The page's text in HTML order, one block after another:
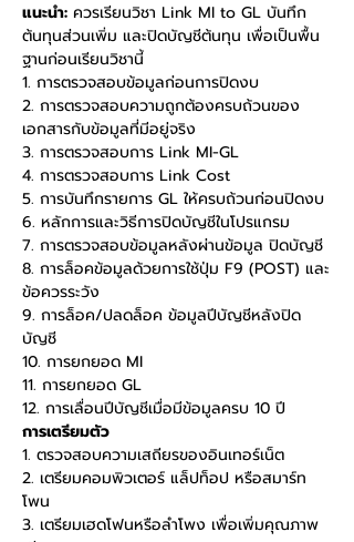
แนะนำ: ควรเรียนวิชา Link MI to GL บันทึก
ต้นทุนส่วนเพิ่ม และปิดบัญชีต้นทุน เพื่อเป็นพื้น
ฐานก่อนเรียนวิชานี้
1. การตรวจสอบข้อมูลก่อนการปิดงบ
2. การตรวจสอบความถูกต้องครบถ้วนของ
เอกสารกับข้อมูลที่มีอยู่จริง
3. การตรวจสอบการ Link MI-GL
4. การตรวจสอบการ Link Cost
5. การบันทึกรายการ GL ให้ครบถ้วนก่อนปิดงบ
6. หลักการและวิธีการปิดบัญชีในโปรแกรม
7. การตรวจสอบข้อมูลหลังผ่านข้อมูล ปิดบัญชี
8. การล็อคข้อมูลด้วยการใช้ปุ่ม F9 (POST) และ
ข้อควรระวัง
9. การล็อค/ปลดล็อค ข้อมูลปีบัญชีหลังปิด
บัญชี
10. การยกยอด MI
11. การยกยอด GL
12. การเลื่อนปีบัญชีเมื่อมีข้อมูลครบ 10 ปี
การเตรียมตัว
1. ตรวจสอบความเสถียรของอินเทอร์เน็ต
2. เตรียมคอมพิวเตอร์ แล็ปท็อป หรือสมาร์ท
โพน
3. เตรียมเฮดโฟนหรือลำโพง เพื่อเพิ่มคุณภาพ